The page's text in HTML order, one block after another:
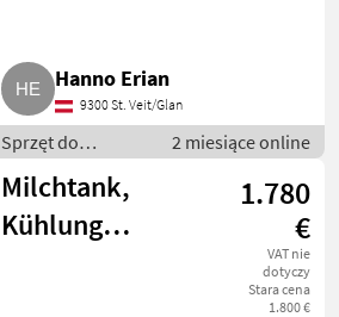
Hanno Erian
9300 St. Veit/Glan
Sprzęt do
sprzedaży
pośredniej / Inny
sprzęt do
sprzedaży
2 miesiące online
Milchtank,
Kühlung
1.780
€
VAT nie
dotyczy
Stara cena
1.800 €